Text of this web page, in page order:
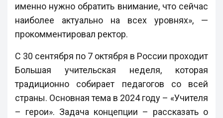
именно нужно обратить внимание, что сейчас
наиболее актуально на всех уровнях», —
прокомментировал ректор.
С 30 сентября по 7 октября в России проходит
Большая учительская неделя, которая
традиционно собирает педагогов со всей
страны. Основная тема в 2024 году – «Учителя
– герои». Задача концепции ­– рассказать о